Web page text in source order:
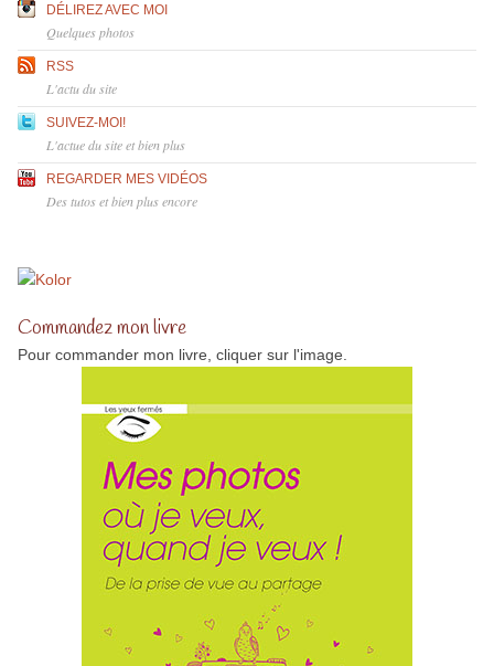
DÉLIREZ AVEC MOI
Quelques photos
RSS
L'actu du site
SUIVEZ-MOI!
L'actue du site et bien plus
REGARDER MES VIDÉOS
Des tutos et bien plus encore
Commandez mon livre
Pour commander mon livre, cliquer sur l'image.